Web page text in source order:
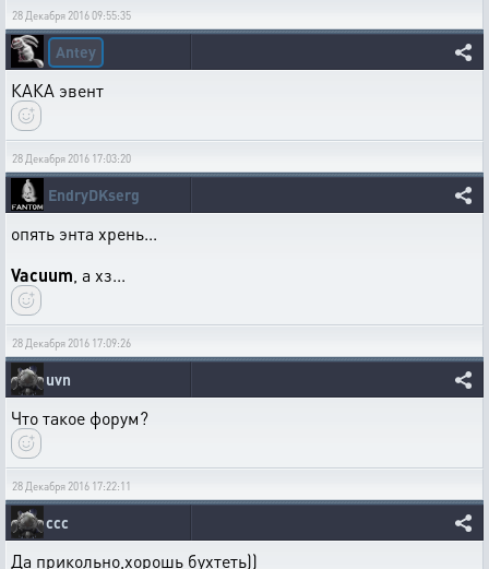
28 Декабря 2016 09:55:35
Antey
КАКА эвент
28 Декабря 2016 17:03:20
EndryDKserg
опять энта хрень...
Vacuum , а хз...
28 Декабря 2016 17:09:26
uvn
Что такое форум?
28 Декабря 2016 17:22:11
ссс
Да прикольно,хорошь бухтеть))